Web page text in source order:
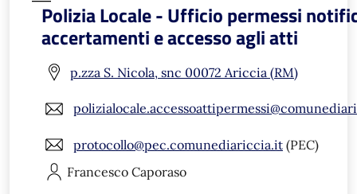
Polizia Locale - Ufficio permessi
accertamenti e accesso agli atti
p.zza S. Nicola, snc 00072 Ariccia (RM)
protocollo@pec.comunediariccia.it (PEC)
Francesco Caporaso